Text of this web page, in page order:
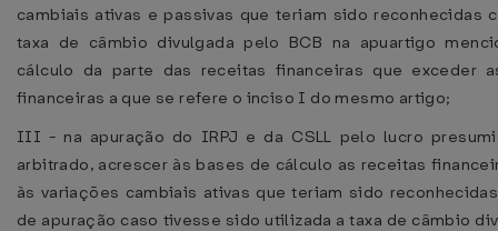
cambiais ativas e passivas que teriam sido reconhecidas
taxa de câmbio divulgada pelo BCB na apuartigo
cálculo da parte das receitas financeiras que exceder
financeiras a que se refere o inciso I do mesmo artigo;
III - na apuração do IRPJ e da CSLL pelo lucro
arbitrado, acrescer às bases de cálculo as receitas
às variações cambiais ativas que teriam sido
de apuração caso tivesse sido utilizada a taxa de câmbio